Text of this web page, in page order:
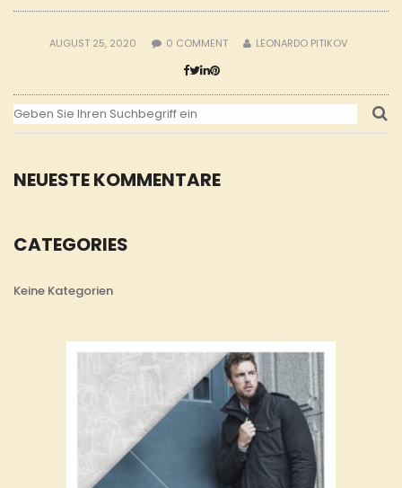
NEUESTE KOMMENTARE
CATEGORIES
Keine Kategorien
AUGUST 25, 2020 0 COMMENT LEONARDO PITIKOV